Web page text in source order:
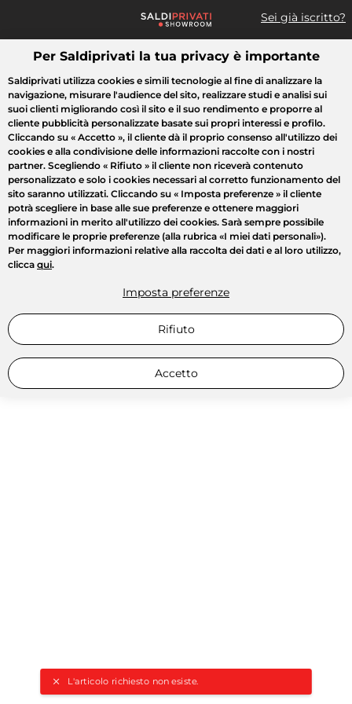
Sei già iscritto?
Cosa cerchi?
L'articolo richiesto non esiste.
Tutte le vendite Moda Casa Bellezza Elettrodomestici
Per Saldiprivati la tua privacy è importante
Saldiprivati utilizza cookies e simili tecnologie al fine di analizzare la
navigazione, misurare l'audience del sito, realizzare studi e analisi sui
suoi clienti migliorando così il sito e il suo rendimento e proporre al
cliente pubblicità personalizzate basate sui propri interessi e profilo.
Cliccando su « Accetto », il cliente dà il proprio consenso all'utilizzo dei
cookies e alla condivisione delle informazioni raccolte con i nostri
partner. Scegliendo « Rifiuto » il cliente non riceverà contenuto
personalizzato e solo i cookies necessari al corretto funzionamento del
sito saranno utilizzati. Cliccando su « Imposta preferenze » il cliente
potrà scegliere in base alle sue preferenze e ottenere maggiori
informazioni in merito all'utilizzo dei cookies. Sarà sempre possibile
modificare le proprie preferenze (alla rubrica «I miei dati personali»).
Per maggiori informazioni relative alla raccolta dei dati e al loro utilizzo,
clicca qui.
Imposta preferenze
Rifiuto
Accetto